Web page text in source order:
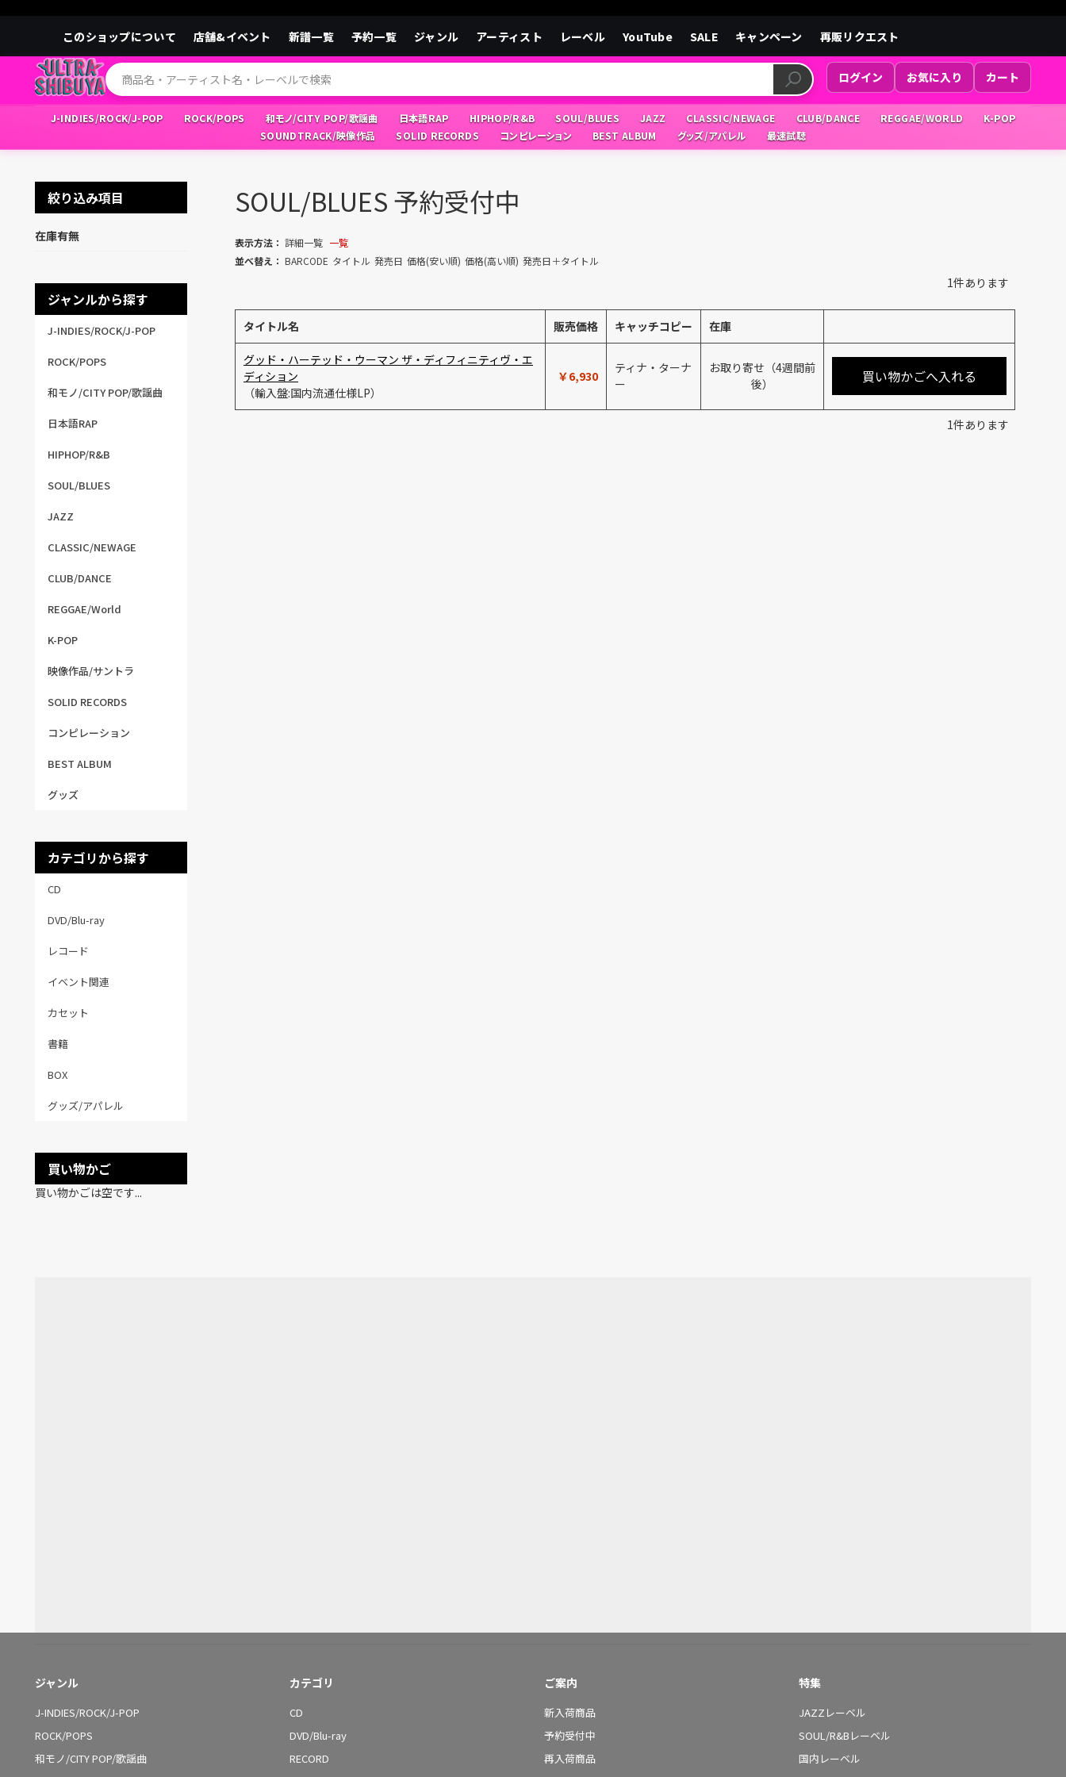
このショップについて 店舗&イベント 新譜一覧 予約一覧 ジャンル アーティスト レーベル YouTube SALE キャンペーン 再販リクエスト
ログイン お気に入り カート
J-INDIES/ROCK/J-POP ROCK/POPS 和モノ/CITY POP/歌謡曲 日本語RAP HIPHOP/R&B SOUL/BLUES JAZZ CLASSIC/NEWAGE CLUB/DANCE REGGAE/WORLD
K-POP
SOUNDTRACK/映像作品
SOLID RECORDS コンピレーション BEST ALBUM グッズ/アパレル 最速試聴
絞り込み項目
在庫有無
ジャンルから探す
J-INDIES/ROCK/J-POP
ROCK/POPS
和モノ/CITY POP/歌謡曲
日本語RAP
HIPHOP/R&B
SOUL/BLUES
JAZZ
CLASSIC/NEWAGE
CLUB/DANCE
REGGAE/World
K-POP
映像作品/サントラ
SOLID RECORDS
コンピレーション
BEST ALBUM
グッズ
カテゴリから探す
CD
DVD/Blu-ray
レコード
イベント関連
カセット
書籍
BOX
グッズ/アパレル
買い物かご
買い物かごは空です...
SOUL/BLUES 予約受付中
表示方法： 詳細一覧 一覧
並べ替え： BARCODE タイトル 発売日 価格(安い順) 価格(高い順) 発売日＋タイトル
1件あります
タイトル名 販売価格 キャッチコピー 在庫
グッド・ハーテッド・ウーマン ザ・ディフィニティヴ・エ
ディション
（輸入盤:国内流通仕様LP）
￥6,930
ティナ・ターナ
ー
お取り寄せ（4週間前
後）
買い物かごへ入れる
1件あります
ジャンル
J-INDIES/ROCK/J-POP
ROCK/POPS
和モノ/CITY POP/歌謡曲
カテゴリ
CD
DVD/Blu-ray
RECORD
ご案内
新入荷商品
予約受付中
再入荷商品
特集
JAZZレーベル
SOUL/R&Bレーベル
国内レーベル